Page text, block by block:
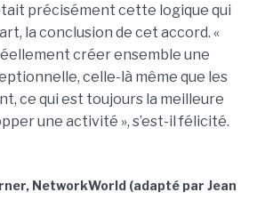
précisément cette logique qui
la conclusion de cet accord. «
créer ensemble une
celle-là même que les
ce qui est toujours la meilleure
une activité », s’est-il félicité.
NetworkWorld (adapté par Jean